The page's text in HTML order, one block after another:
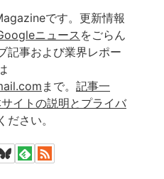
です。更新情報
ニュース をごらん
記事および業界レポー
まで。 記事一
イトの説明とプライバ
ださい。